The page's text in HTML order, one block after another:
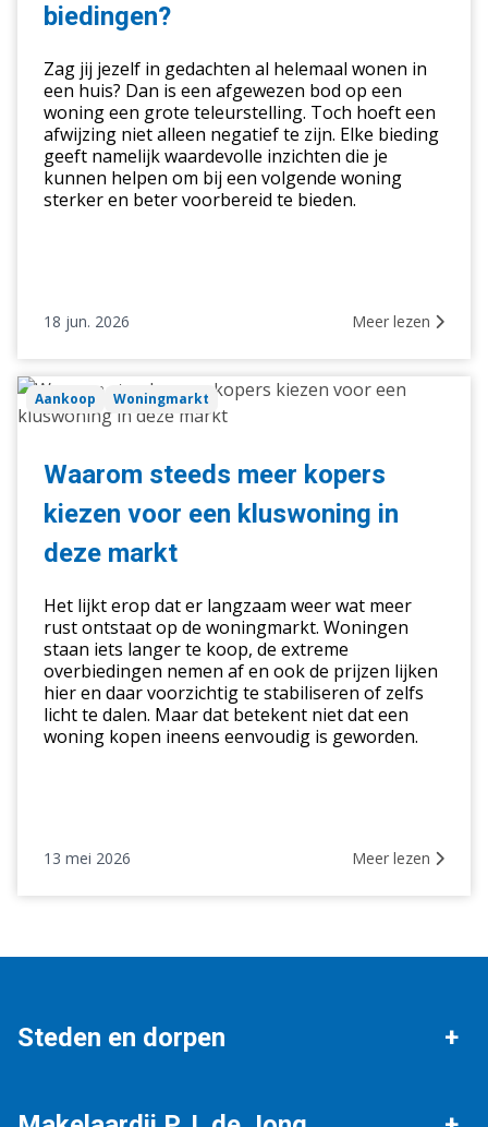
van
biedingen?
biedingen?
Zag jij jezelf in gedachten al helemaal wonen in
een huis? Dan is een afgewezen bod op een
woning een grote teleurstelling. Toch hoeft een
afwijzing niet alleen negatief te zijn. Elke bieding
geeft namelijk waardevolle inzichten die je
kunnen helpen om bij een volgende woning
sterker en beter voorbereid te bieden.
18 jun. 2026 Meer lezen
Waarom
steeds
kopers
voor
een
deze
markt
Aankoop Woningmarkt
Waarom steeds meer kopers
kiezen voor een kluswoning in
deze markt
Het lijkt erop dat er langzaam weer wat meer
rust ontstaat op de woningmarkt. Woningen
staan iets langer te koop, de extreme
overbiedingen nemen af en ook de prijzen lijken
hier en daar voorzichtig te stabiliseren of zelfs
licht te dalen. Maar dat betekent niet dat een
woning kopen ineens eenvoudig is geworden.
13 mei 2026 Meer lezen
Steden en dorpen